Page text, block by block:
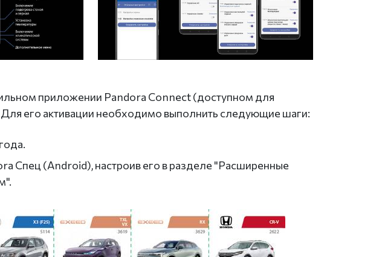
приложении Pandora Connect (доступном для
его активации необходимо выполнить следующие шаги:
Спец (Android), настроив его в разделе "Расширенные